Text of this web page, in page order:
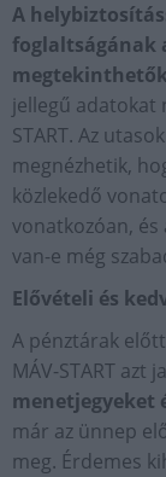
A
foglaltságának
megtekinthetők
jellegű adatokat
START. Az
megnézhetik,
közlekedő
vonatkozóan,
van-e még
Elővételi és
A pénztárak
MÁV-START azt
menetjegyeket
már az ünnep
meg. Érdemes